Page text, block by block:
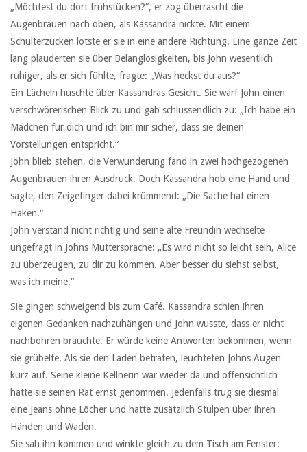
„Möchtest du dort frühstücken?“, er zog überrascht die
Augenbrauen nach oben, als Kassandra nickte. Mit einem
Schulterzucken lotste er sie in eine andere Richtung. Eine ganze Zeit
lang plauderten sie über Belanglosigkeiten, bis John wesentlich
ruhiger, als er sich fühlte, fragte: „Was heckst du aus?“
Ein Lächeln huschte über Kassandras Gesicht. Sie warf John einen
verschwörerischen Blick zu und gab schlussendlich zu: „Ich habe ein
Mädchen für dich und ich bin mir sicher, dass sie deinen
Vorstellungen entspricht.“
John blieb stehen, die Verwunderung fand in zwei hochgezogenen
Augenbrauen ihren Ausdruck. Doch Kassandra hob eine Hand und
sagte, den Zeigefinger dabei krümmend: „Die Sache hat einen
Haken.“
John verstand nicht richtig und seine alte Freundin wechselte
ungefragt in Johns Muttersprache: „Es wird nicht so leicht sein, Alice
zu überzeugen, zu dir zu kommen. Aber besser du siehst selbst,
was ich meine.“
Sie gingen schweigend bis zum Café. Kassandra schien ihren
eigenen Gedanken nachzuhängen und John wusste, dass er nicht
nachbohren brauchte. Er würde keine Antworten bekommen, wenn
sie grübelte. Als sie den Laden betraten, leuchteten Johns Augen
kurz auf. Seine kleine Kellnerin war wieder da und offensichtlich
hatte sie seinen Rat ernst genommen. Jedenfalls trug sie diesmal
eine Jeans ohne Löcher und hatte zusätzlich Stulpen über ihren
Händen und Waden.
Sie sah ihn kommen und winkte gleich zu dem Tisch am Fenster: